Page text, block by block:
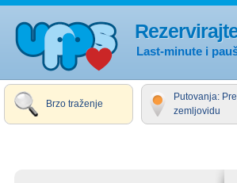
Last-minute i
Brzo traženje
Putovanja:
zemljovidu